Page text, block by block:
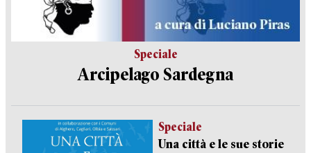
Speciale
Arcipelago Sardegna
Speciale
Una città e le sue storie